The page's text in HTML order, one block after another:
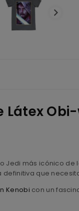
Látex
Jedi más icónico
que
Kenobi con un